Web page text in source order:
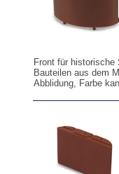
Front für historische
Bauteilen aus dem
Abblidung, Farbe